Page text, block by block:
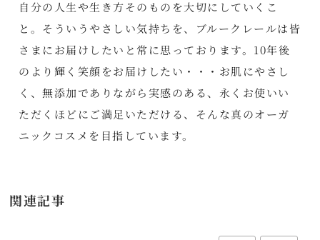
自分の人生や生き方そのものを大切にしていくこ
と。そういうやさしい気持ちを、ブルークレールは皆
さまにお届けしたいと常に思っております。10年後
のより輝く笑顔をお届けしたい・・・お肌にやさし
く、無添加でありながら実感のある、永くお使いい
ただくほどにご満足いただける、そんな真のオーガ
ニックコスメを目指しています。
関連記事